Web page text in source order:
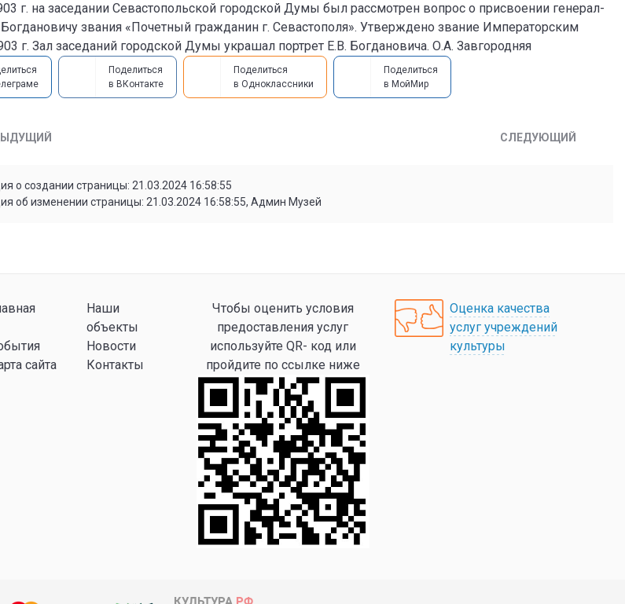
г. на заседании Севастопольской городской Думы был рассмотрен вопрос о присвоении генерал-
Богдановичу звания «Почетный гражданин г. Севастополя». Утверждено звание Императорским
г. Зал заседаний городской Думы украшал портрет Е.В. Богдановича. О.А. Завгородняя
Поделиться
в ВКонтакте
Поделиться
в Одноклассники
Поделиться
в МойМир
СЛЕДУЮЩИЙ
о создании страницы: 21.03.2024 16:58:55
об изменении страницы: 21.03.2024 16:58:55, Админ Музей
Наши
объекты
Новости
сайта
Контакты
Чтобы оценить условия
предоставления услуг
используйте QR- код или
пройдите по ссылке ниже
Оценка качества
услуг учреждений
культуры